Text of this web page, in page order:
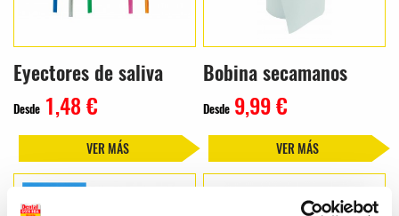
Eyectores de saliva
Desde 1,48 €
VER MÁS
Bobina secamanos
Desde 9,99 €
VER MÁS